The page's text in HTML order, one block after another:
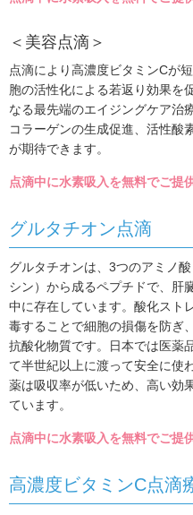
＜美容点滴＞
点滴により高濃度ビタミンCが
胞の活性化による若返り効果を
なる最先端のエイジングケア治
コラーゲンの生成促進、活性酸
が期待できます。
点滴中に水素吸入を無料でご提
グルタチオン点滴
グルタチオンは、3つのアミノ
シン）から成るペプチドで、肝
中に存在しています。酸化スト
毒することで細胞の損傷を防ぎ
抗酸化物質です。日本では医薬
て半世紀以上に渡って安全に使
薬は吸収率が低いため、高い効
ています。
点滴中に水素吸入を無料でご提
高濃度ビタミンC点滴